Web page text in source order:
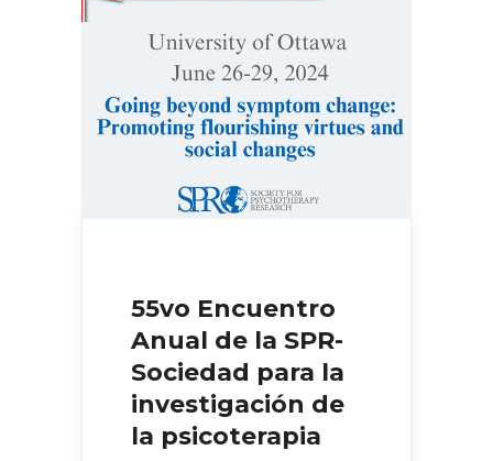
55vo Encuentro
Anual de la SPR-
Sociedad para la
investigación de
la psicoterapia